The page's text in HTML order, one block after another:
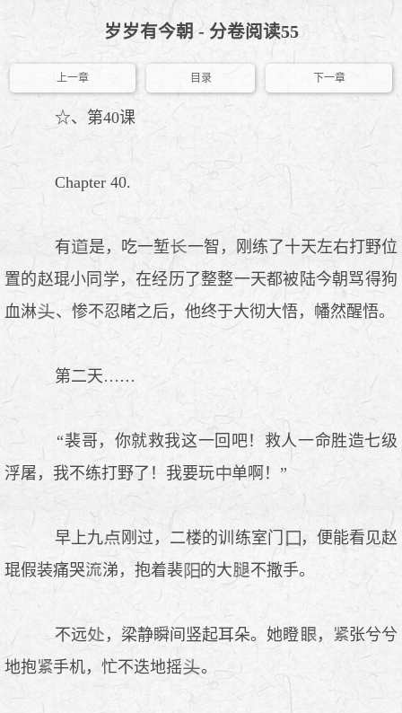
岁岁有今朝 - 分卷阅读55
上一章 目录 下一章
☆、第40课
Chapter 40.
有 是，吃一堑
一智，刚练了十天左右打野位
置的赵琨小同学，在经历了整整一天都被陆今朝骂得狗
血淋
、惨不忍睹之后，他终于大彻大悟，幡然醒悟。
第二天……
“裴哥，你就救我这一回吧！救人一命胜造七级
浮屠，我不练打野了！我要玩
单啊！”
早上九 刚过，二楼的训练室门
，便能看见赵
琨假装痛哭
涕，抱着裴 的大 不撒手。
不远 ，梁静瞬间竖起耳朵。她瞪 ，
张兮兮
地抱
手机，忙不迭地摇 。